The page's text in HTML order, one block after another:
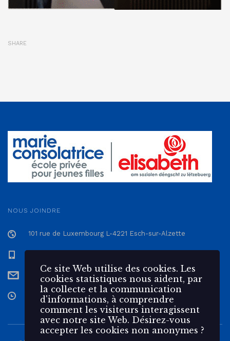
SHARE
NOUS JOINDRE
101 rue de Luxembourg L-4221 Esch-sur-Alzette
secretariat@epmc.lu
Du Lundi au Vendredi de 7h30 à 17h
Ce site Web utilise des cookies. Les
cookies statistiques nous aident, par
la collecte et la communication
d'informations, à comprendre
comment les visiteurs interagissent
avec notre site Web. Désirez-vous
accepter les cookies non anonymes ?